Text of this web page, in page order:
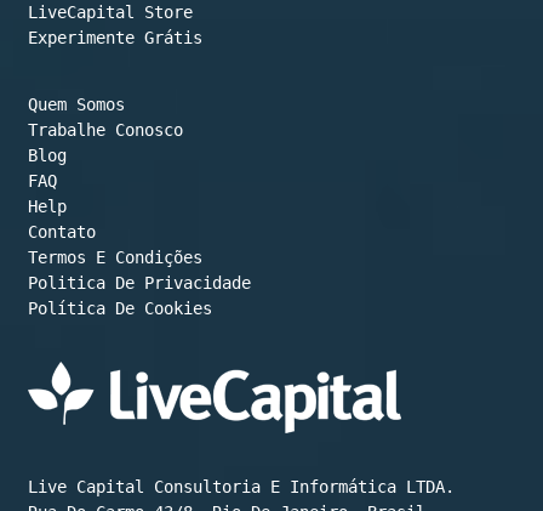
LiveCapital Store
Experimente Grátis
Quem Somos
Trabalhe Conosco
Blog
FAQ
Help
Contato
Termos E Condições
Política De Cookies
Live Capital Consultoria E Informática LTDA.